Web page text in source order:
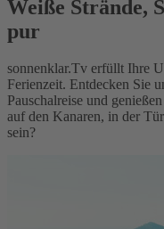
Weiße Strände,
pur
sonnenklar.Tv erfüllt Ihre
Ferienzeit. Entdecken Sie
Pauschalreise und
auf den Kanaren, in der
sein?